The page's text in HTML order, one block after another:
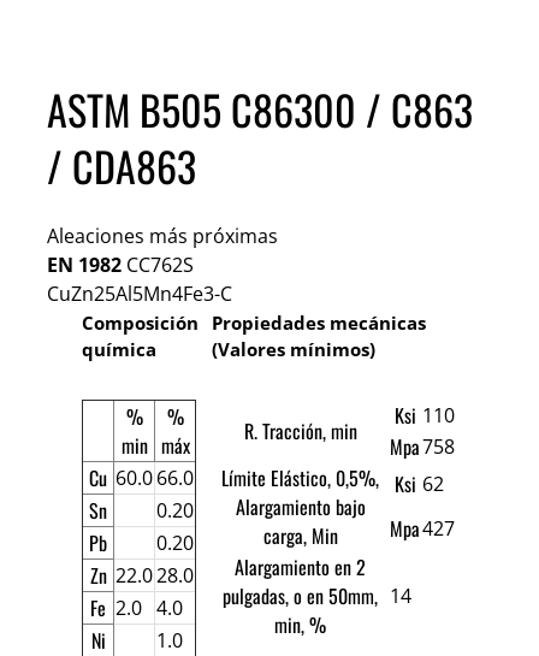
ASTM B505 C86300 / C863
/ CDA863
Aleaciones más próximas
EN 1982 CC762S
CuZn25Al5Mn4Fe3-C
Composición
química
%
min
%
máx
Cu 60.066.0
Sn 0.20
Pb 0.20
Zn 22.028.0
Fe 2.0 4.0
Ni 1.0
Propiedades mecánicas
(Valores mínimos)
R. Tracción, min
Ksi 110
Mpa758
Límite Elástico, 0,5%,
Alargamiento bajo
carga, Min
Ksi 62
Mpa427
Alargamiento en 2
pulgadas, o en 50mm,
min, %
14